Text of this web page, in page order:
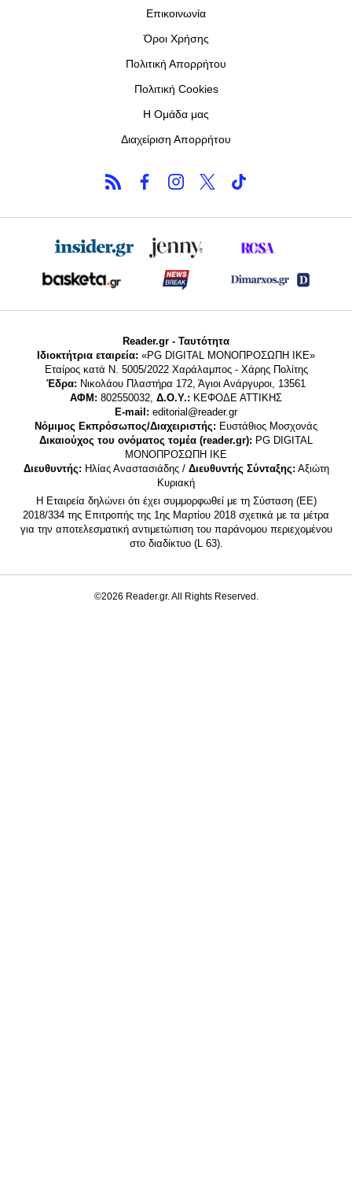
Επικοινωνία
Όροι Χρήσης
Πολιτική Απορρήτου
Πολιτική Cookies
Η Ομάδα μας
Διαχείριση Απορρήτου
Reader.gr - Ταυτότητα
Ιδιοκτήτρια εταιρεία: «PG DIGITAL MONΟΠΡΟΣΩΠΗ ΙΚΕ»
Εταίρος κατά Ν. 5005/2022 Χαράλαμπος - Χάρης Πολίτης
Έδρα: Νικολάου Πλαστήρα 172, Άγιοι Ανάργυροι, 13561
ΑΦΜ: 802550032, Δ.Ο.Υ.: ΚΕΦΟΔΕ ΑΤΤΙΚΗΣ
E-mail: editorial@reader.gr
Νόμιμος Εκπρόσωπος/Διαχειριστής: Ευστάθιος Μοσχονάς
Δικαιούχος του ονόματος τομέα (reader.gr): PG DIGITAL
MONΟΠΡΟΣΩΠΗ ΙΚΕ
Διευθυντής: Ηλίας Αναστασιάδης / Διευθυντής Σύνταξης: Αξιώτη
Κυριακή
Η Εταιρεία δηλώνει ότι έχει συμμορφωθεί με τη Σύσταση (ΕΕ)
2018/334 της Επιτροπής της 1ης Μαρτίου 2018 σχετικά με τα μέτρα
για την αποτελεσματική αντιμετώπιση του παράνομου περιεχομένου
στο διαδίκτυο (L 63).
©2026 Reader.gr. All Rights Reserved.